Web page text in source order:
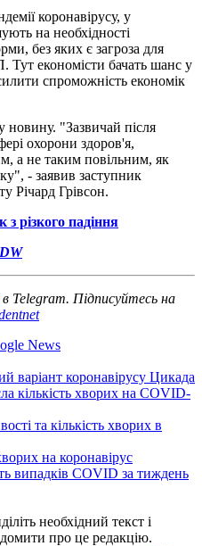
коронавірусу, у
на необхідності
без яких є загроза для
Тут економісти бачать шанс у
спроможність економік
"Зазвичай після
охорони здоров'я,
а не таким повільним, як
- заявив заступник
Річард Грівсон.
різкого падіння
в Telegram. Підписуйтесь на
News
варіант коронавірусу Цикада
кількість хворих на COVID-
та кількість хворих в
на коронавірус
випадків COVID за тиждень
необхідний текст і
про це редакцію.